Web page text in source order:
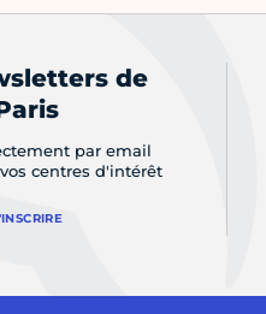
de
par email
centres d'intérêt